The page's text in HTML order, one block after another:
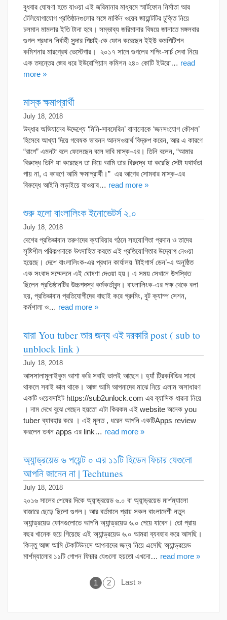
বুধবার ঘোষণা হতে যাওয়া এই জরিমানার মাধ্যমে স্মার্টফোন নির্মাতা আর
টেলিযোগাযোগ প্রতিষ্ঠানগুলোর সঙ্গে মার্কিন ওয়েব জায়ান্টটির চুক্তি নিয়ে
চলমান মামলার ইতি টানা হবে। সম্ভাব্য জরিমানার বিষয়ে জানাতে মঙ্গলবার
গুগল প্রধান নির্বাহী সুন্দার পিচাই-কে ফোন করেছেন ইইউ কমপিটিশন
কমিশনার মারগ্রেথ ভেস্টেগার। ২০১৭ সালে গুগলের শপিং-সার্চ সেবা নিয়ে
এক তদন্তের জের ধরে ইউরোপিয়ান কমিশন ২৪০ কোটি ইউরো… read
more »
মাস্ক ক্ষমাপ্রার্থী
July 18, 2018
উদ্ধার অভিযানের উদ্দেশ্যে ‘মিনি-সাবমেরিন’ বানানোকে ‘জনসংযোগ কৌশল’
হিসেবে আখ্যা দিয়ে গবেষক ভারনন আনসওয়ার্থ বিদ্রুপ করেন, আর এ কারণে
“রাগে” এমনটা বলে ফেলেছেন বলে দাবি মাস্ক-এর। তিনি বলেন, “আমার
বিরুদ্ধে তিনি যা করেছেন তা দিয়ে আমি তার বিরুদ্ধে যা করেছি সেটা যথার্থতা
পায় না, এ কারণে আমি ক্ষমাপ্রার্থী।” এর আগের সোমবার মাস্ক-এর
বিরুদ্ধে আইনি লড়াইয়ে যাওয়ার… read more »
শুরু হলো বাংলালিংক ইনোভেটর্স ২.০
July 18, 2018
দেশের প্রতিভাবান তরুণদের ক্যারিয়ার গঠনে সহযোগিতা প্রদান ও তাদের
সৃষ্টিশীল পরিকল্পনাকে উৎসাহিত করতে এই প্রতিযোগিতার উদ্যোগ নেওয়া
হয়েছে। দেশে বাংলালিংক-এর প্রধান কার্যালয় ‘টাইগার্স ডেন’-এ অনুষ্ঠিত
এক সংবাদ সম্মেলনে এই ঘোষণা দেওয়া হয়। এ সময় সেখানে উপস্থিত
ছিলেন প্রতিষ্ঠানটির উচ্চপদস্থ কর্মকর্তাবৃন্দ। বাংলালিংক-এর পক্ষ থেকে বলা
হয়, প্রতিভাবান প্রতিযোগীদের বাছাই করে গ্রুমিং, বুট ক্যাম্প সেশন,
কর্মশালা ও… read more »
যারা You tuber তার জন্য এই দরকারি post ( sub to
unblock link )
July 18, 2018
আসসালামুলাইকুম আশা করি সবাই ভালই আছেন। হ্যাঁ ট্রিকবিডির সাথে
থাকলে সবাই ভাল থাকে। আজ আমি আপনাদের মাঝে নিয়ে এলাম অসাধারণ
একটি ওয়েবসাইট https://sub2unlock.com এর ব্যাসিক ধারনা নিয়ে
। নাম দেখে বুঝে গেছেন হয়তো এটা কিরকম এই website অনেক you
tuber ব্যাবহার করে । এই মূলত , ধরেন আপনি একটিApps review
করলেন তখন apps এর link… read more »
অ্যান্ড্রয়েড ৬ পয়েন্ট ০ এর ১১টি হিডেন ফিচার যেগুলো
আপনি জানেন না | Techtunes
July 18, 2018
২০১৬ সালের শেষের দিকে অ্যান্ড্রয়েড ৬.০ বা অ্যান্ড্রয়েড মার্শম্যালো
বাজারে ছেড়ে ছিলো গুগল। আর বর্তমানে প্রায় সকল বাংলাদেশী নতুন
অ্যান্ড্রয়েড ফোনগুলোতে আপনি অ্যান্ড্রয়েড ৬.০ পেয়ে যাবেন। তো প্রায়
বছর খানেক হয়ে গিয়েছে এই অ্যান্ড্রয়েড ৬.০ আমরা ব্যবহার করে আসছি।
কিন্তু আজ আমি টেকটিউনসে আপনাদের জন্য নিয়ে এসেছি অ্যান্ড্রয়েড
মার্শম্যালোর ১১টি গোপন ফিচার যেগুলো হয়তো এখনো… read more »
1 2 Last »